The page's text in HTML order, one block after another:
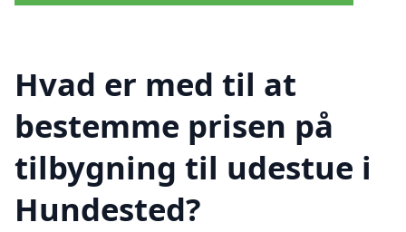
Hvad er med til at
bestemme prisen på
tilbygning til udestue i
Hundested?